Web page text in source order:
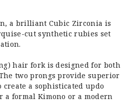
a brilliant Cubic Zirconia is
cut synthetic rubies set
hair fork is designed for both
two prongs provide superior
a sophisticated updo
formal Kimono or a modern